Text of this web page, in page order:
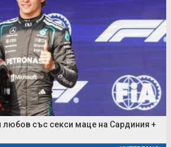
любов със секси маце на Сардиния +